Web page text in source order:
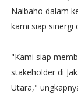
Naibaho dalam
kami siap sinergi
"Kami siap
stakeholder di
Utara,"